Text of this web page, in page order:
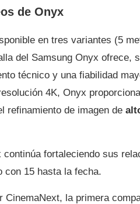
de Onyx
en tres variantes (5
del Samsung Onyx ofrece,
técnico y una fiabilidad
4K, Onyx
refinamiento de imagen de
continúa fortaleciendo sus
con 15 hasta la fecha.
CinemaNext, la primera